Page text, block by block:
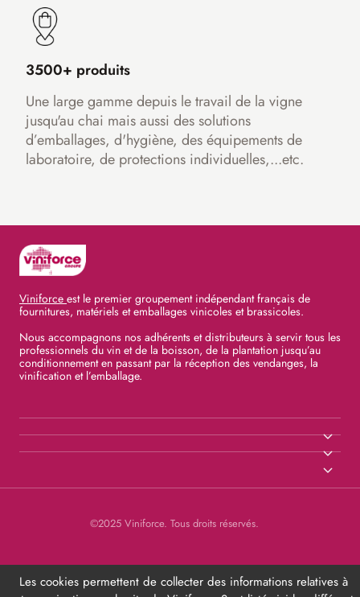
3500+ produits
Une large gamme depuis le travail de la vigne
jusqu'au chai mais aussi des solutions
d’emballages, d'hygiène, des équipements de
laboratoire, de protections individuelles,...etc.
Viniforce est le premier groupement indépendant français de
fournitures, matériels et emballages vinicoles et brassicoles.
Nous accompagnons nos adhérents et distributeurs à servir tous les
professionnels du vin et de la boisson, de la plantation jusqu’au
conditionnement en passant par la réception des vendanges, la
vinification et l’emballage.
©2025 Viniforce. Tous droits réservés.
Les cookies permettent de collecter des informations relatives à